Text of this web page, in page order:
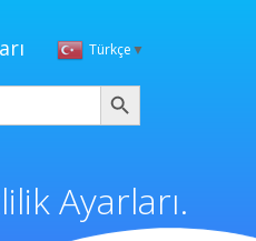
geç
Türkçe▼
Ara
Ayarları.